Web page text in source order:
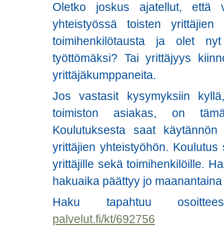
Oletko joskus ajatellut, että
yhteistyössä toisten
toimihenkilötausta ja olet
työttömäksi? Tai yrittäjyys
yrittäjäkumppaneita.
Jos vastasit kysymyksiin
toimiston asiakas, on
Koulutuksesta saat
yrittäjien yhteistyöhön.
yrittäjille sekä toimihenkilöille.
hakuaika päättyy jo
Haku tapahtuu
palvelut.fi/kt/692756